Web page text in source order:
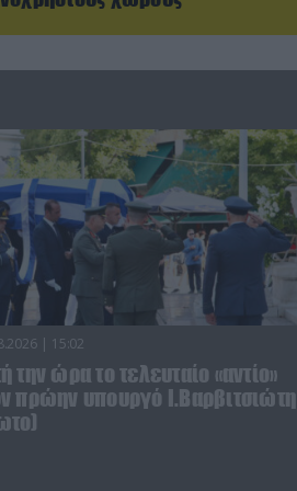
| 15:02
την ώρα το τελευταίο «αντίο»
πρώην υπουργό Ι.Βαρβιτσιώτη